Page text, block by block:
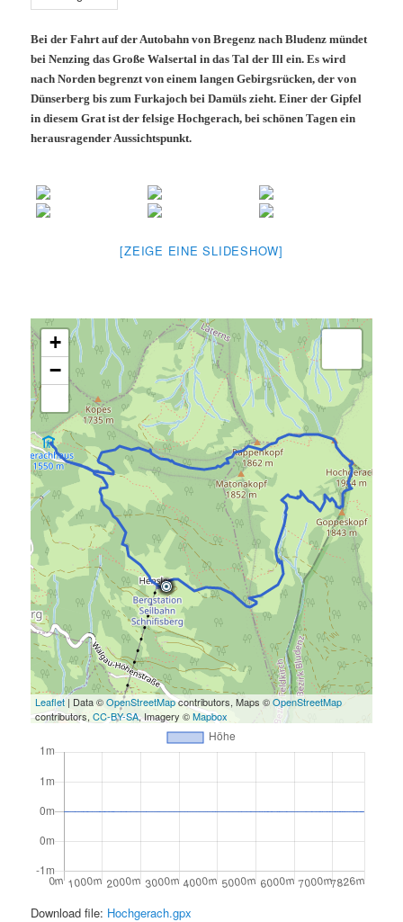
Bei der Fahrt auf der Autobahn von Bregenz nach Bludenz mündet
bei Nenzing das Große Walsertal in das Tal der Ill ein. Es wird
nach Norden begrenzt von einem langen Gebirgsrücken, der von
Dünserberg bis zum Furkajoch bei Damüls zieht. Einer der Gipfel
in diesem Grat ist der felsige Hochgerach, bei schönen Tagen ein
herausragender Aussichtspunkt.
[ZEIGE EINE SLIDESHOW]
+
−
Leaflet | Data ©OpenStreetMapcontributors, Maps ©OpenStreetMap
contributors,CC-BY-SA, Imagery ©Mapbox
Download file: Hochgerach.gpx